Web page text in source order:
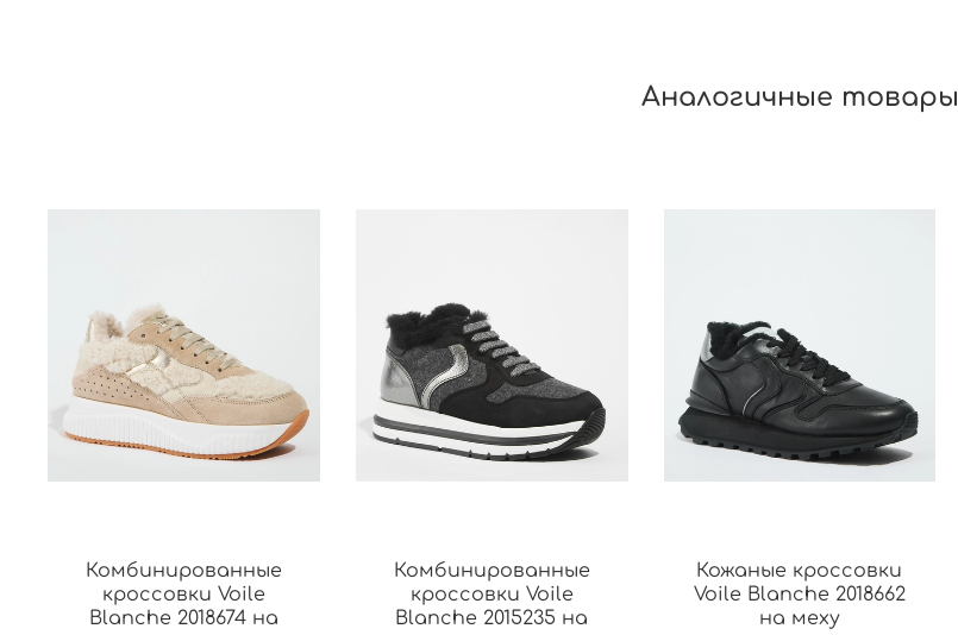
Аналогичные товары
Комбинированные
кроссовки Voile
Blanche 2018674 на
Комбинированные
кроссовки Voile
Blanche 2015235 на
Кожаные кроссовки
Voile Blanche 2018662
на меху